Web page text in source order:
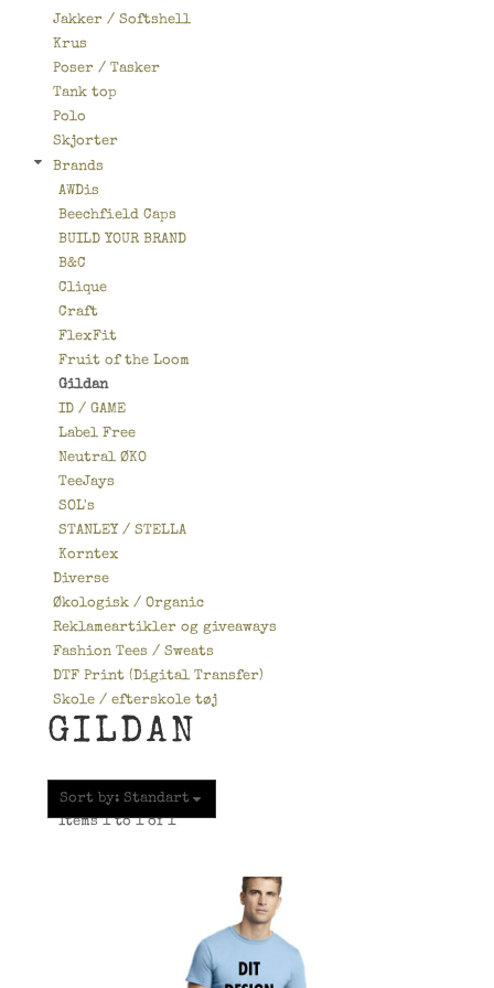
Jakker / Softshell
Krus
Poser / Tasker
Tank top
Polo
Skjorter
Brands
AWDis
Beechfield Caps
BUILD YOUR BRAND
B&C
Clique
Craft
FlexFit
Fruit of the Loom
Gildan
ID / GAME
Label Free
Neutral ØKO
TeeJays
SOL's
STANLEY / STELLA
Korntex
Diverse
Økologisk / Organic
Reklameartikler og giveaways
Fashion Tees / Sweats
DTF Print (Digital Transfer)
Skole / efterskole tøj
GILDAN
Sort by: Standart
Items 1 to 1 of 1